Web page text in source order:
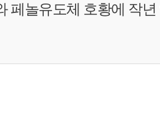
페놀유도체 호황에 작